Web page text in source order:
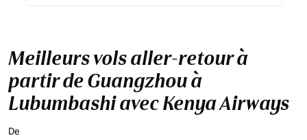
Meilleurs vols aller-retour à
partir de Guangzhou à
Lubumbashi avec Kenya Airways
De